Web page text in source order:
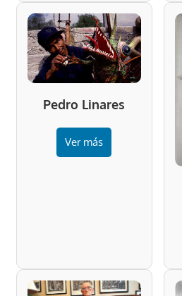
Pedro Linares
Ver más